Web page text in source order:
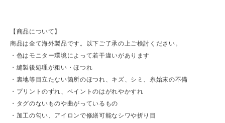
【商品について】
商品は全て海外製品です。以下ご了承の上ご検討ください。
・色はモニター環境によって若干違いがあります
・縫製後処理が粗い・ほつれ
・裏地等目立たない箇所のほつれ、キズ、シミ、糸始末の不備
・プリントのずれ、ペイントのはがれやかすれ
・タグのないものや曲がっているもの
・加工の匂い、アイロンで修繕可能なシワや折り目